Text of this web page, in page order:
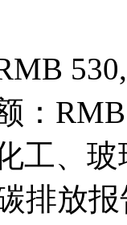
：RMB
工、
排放